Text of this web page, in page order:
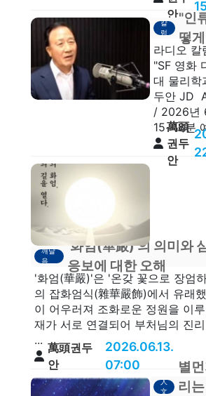
안
칼
럼
"인
떻
라디오 칼
"SF 영화
대 물리학
두안 JD
/ 2026년
15~18분
萬頭
권두
안
깨달
음
'화엄(華嚴)'의 의미와
응보에 대한 오해
'화엄(華嚴)'은 '온갖 꽃으로 장엄
의 잡화엄식(雜華嚴飾)에서 유래
이 어우러져 조화로운 정원을 이
재가 서로 연결되어 부처님의 진
...
萬頭권두
안
2026.06.13.
07:00
人
文
별
리